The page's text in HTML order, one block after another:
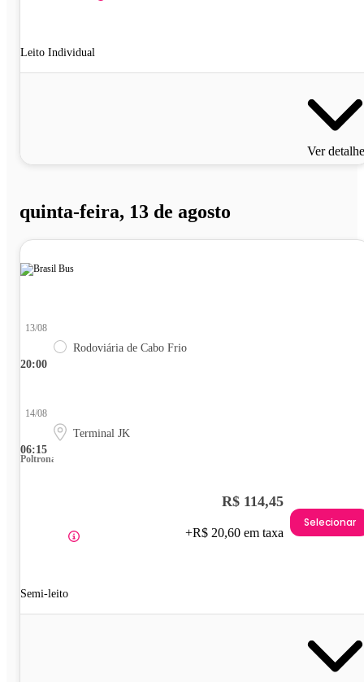
Leito Individual
Ver
quinta-feira, 13 de agosto
20:00
13/08
Rodoviária de Cabo Frio
06:15
14/08
Terminal JK
Poltrona
Semi-leito
R$ 114,45
+R$ 20,60 em taxa
Selecionar